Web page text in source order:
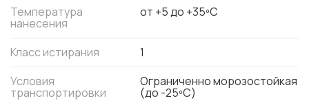
Температура
нанесения
от +5 до +35ºС
Класс истирания
1
Условия
транспортировки
Ограниченно морозостойкая
(до -25ºС)